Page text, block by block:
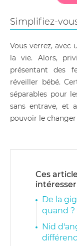
Simplifiez-
Vous verrez, avec
la vie. Alors,
présentant des
réveiller bébé.
séparables pour
sans entrave, et
pouvoir le
Ces
intéresser
De la
quand
Nid